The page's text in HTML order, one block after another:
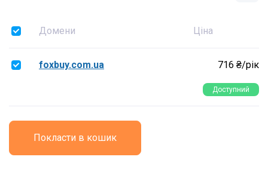
Домени Ціна
foxbuy.com.ua 716 ₴/рік
Доступний
Покласти в кошик